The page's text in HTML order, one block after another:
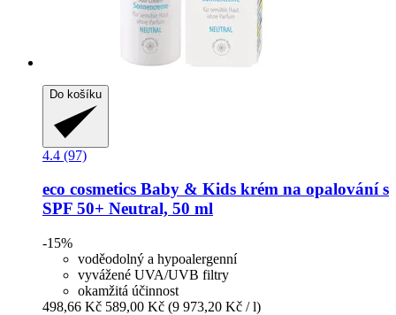
Do košíku
4.4 (97)
eco cosmetics Baby & Kids krém na opalování s
SPF 50+ Neutral, 50 ml
-15%
voděodolný a hypoalergenní
vyvážené UVA/UVB filtry
okamžitá účinnost
498,66 Kč 589,00 Kč (9 973,20 Kč / l)